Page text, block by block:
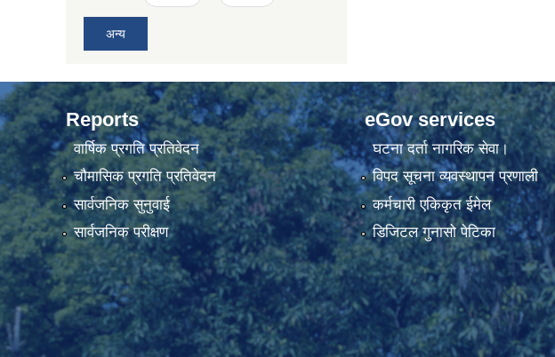
अन्य
Reports
वार्षिक प्रगति प्रतिवेदन
चौमासिक प्रगति प्रतिवेदन
सार्वजनिक सुनुवाई
सार्वजनिक परीक्षण
eGov services
घटना दर्ता नागरिक सेवा।
विपद सूचना व्यवस्थापन प्रणाली
कर्मचारी एकिकृत ईमेल
डिजिटल गुनासो पेटिका